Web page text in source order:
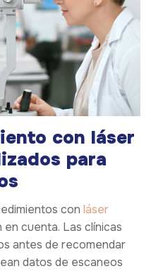
con láser
para
con láser
en cuenta. Las clínicas
antes de recomendar
datos de escaneos